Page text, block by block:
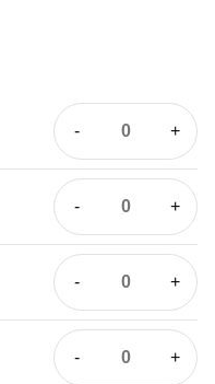
Forchetta
Tavola
Broggi
Baguette
quantità
Coltello
Tavola
Broggi
Baguette
quantità
Cucchiaio
Tavola
Broggi
Forchetta